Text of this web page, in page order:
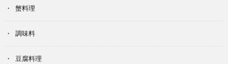
蟹料理
調味料
豆腐料理